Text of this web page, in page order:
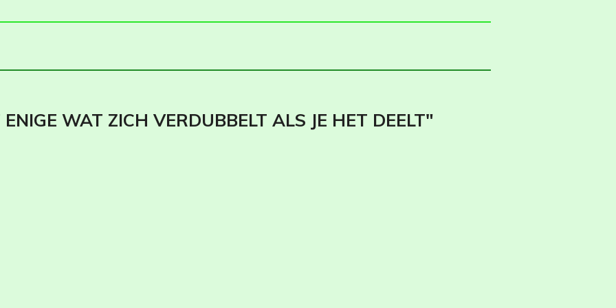
WAT ZICH VERDUBBELT ALS JE HET DEELT"